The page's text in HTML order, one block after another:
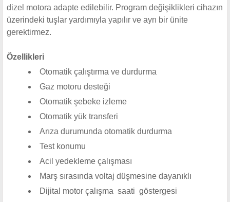
dizel motora adapte edilebilir. Program değişiklikleri cihazın
üzerindeki tuşlar yardımıyla yapılır ve ayrı bir ünite
gerektirmez.
Özellikleri
Otomatik çalıştırma ve durdurma
Gaz motoru desteği
Otomatik şebeke izleme
Otomatik yük transferi
Arıza durumunda otomatik durdurma
Test konumu
Acil yedekleme çalışması
Marş sırasında voltaj düşmesine dayanıklı
Dijital motor çalışma saati göstergesi